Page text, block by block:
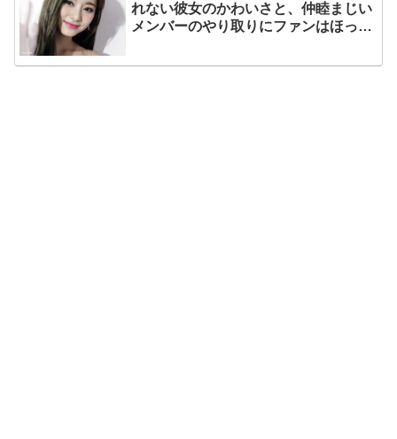
れない彼女のかわいさと、仲睦まじい
メンバーのやり取りにファンはほっこ